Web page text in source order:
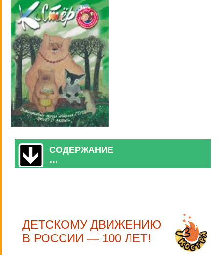
СОДЕРЖАНИЕ
…
ДЕТСКОМУ ДВИЖЕНИЮ
В РОССИИ — 100 ЛЕТ!